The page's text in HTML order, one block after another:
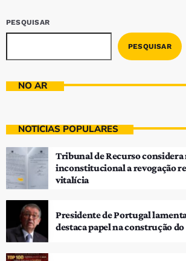
PESQUISAR
PESQUISAR
NO AR
NOTÍCIAS POPULARES
Tribunal de Recurso considera
inconstitucional a revogação
vitalícia
Presidente de Portugal
destaca papel na construção